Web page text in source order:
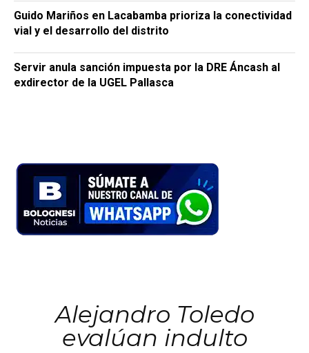
Guido Mariños en Lacabamba prioriza la conectividad
vial y el desarrollo del distrito
Servir anula sanción impuesta por la DRE Áncash al
exdirector de la UGEL Pallasca
Alejandro Toledo
evalúan indulto